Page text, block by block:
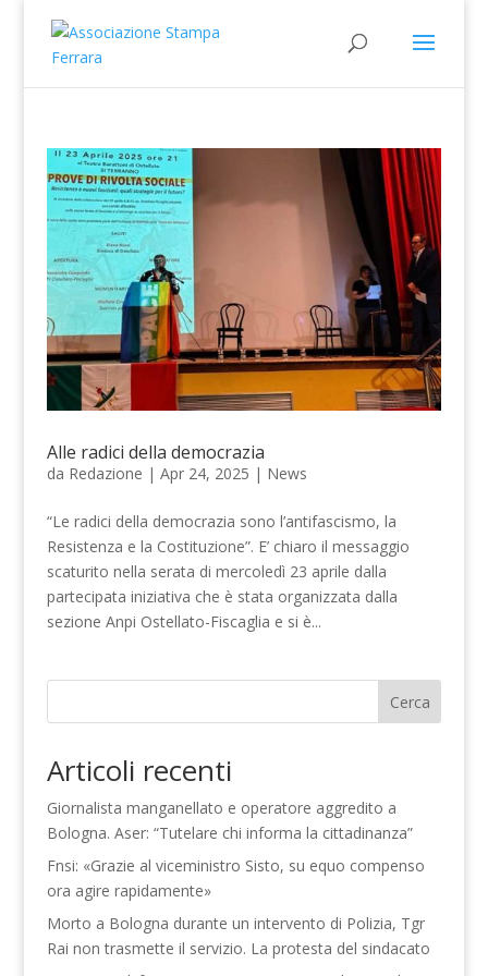
Alle radici della democrazia
da Redazione | Apr 24, 2025 | News
“Le radici della democrazia sono l’antifascismo, la
Resistenza e la Costituzione”. E’ chiaro il messaggio
scaturito nella serata di mercoledì 23 aprile dalla
partecipata iniziativa che è stata organizzata dalla
sezione Anpi Ostellato-Fiscaglia e si è...
Cerca
Articoli recenti
Giornalista manganellato e operatore aggredito a
Bologna. Aser: “Tutelare chi informa la cittadinanza”
Fnsi: «Grazie al viceministro Sisto, su equo compenso
ora agire rapidamente»
Morto a Bologna durante un intervento di Polizia, Tgr
Rai non trasmette il servizio. La protesta del sindacato